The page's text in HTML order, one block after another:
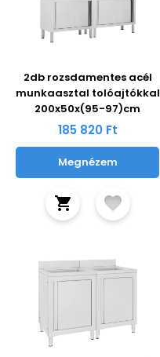
2db rozsdamentes acél
munkaasztal tolóajtókkal
200x50x(95-97)cm
185 820 Ft
Megnézem